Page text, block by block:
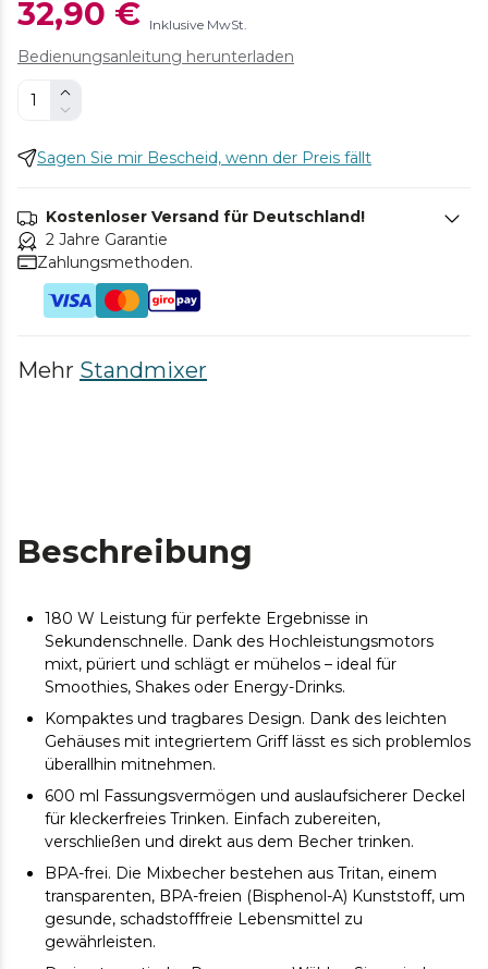
32,90 € Inklusive MwSt.
Bedienungsanleitung herunterladen
Sagen Sie mir Bescheid, wenn der Preis fällt
Kostenloser Versand für Deutschland!
2 Jahre Garantie
Zahlungsmethoden.
Mehr Standmixer
Beschreibung
180 W Leistung für perfekte Ergebnisse in
Sekundenschnelle. Dank des Hochleistungsmotors
mixt, püriert und schlägt er mühelos – ideal für
Smoothies, Shakes oder Energy-Drinks.
Kompaktes und tragbares Design. Dank des leichten
Gehäuses mit integriertem Griff lässt es sich problemlos
überallhin mitnehmen.
600 ml Fassungsvermögen und auslaufsicherer Deckel
für kleckerfreies Trinken. Einfach zubereiten,
verschließen und direkt aus dem Becher trinken.
BPA-frei. Die Mixbecher bestehen aus Tritan, einem
transparenten, BPA-freien (Bisphenol-A) Kunststoff, um
gesunde, schadstofffreie Lebensmittel zu
gewährleisten.